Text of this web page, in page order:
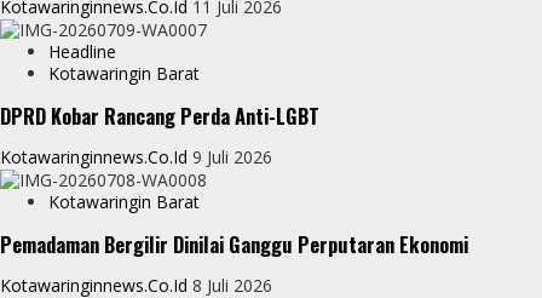
Kotawaringinnews.co.id 11 Juli 2026
Headline
Kotawaringin Barat
DPRD Kobar Rancang Perda Anti-LGBT
Kotawaringinnews.co.id 9 Juli 2026
Kotawaringin Barat
Pemadaman Bergilir Dinilai Ganggu Perputaran Ekonomi
Kotawaringinnews.co.id 8 Juli 2026